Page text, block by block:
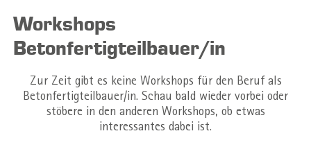
Workshops
Betonfertigteilbauer/in
Zur Zeit gibt es keine Workshops für den Beruf als
Betonfertigteilbauer/in. Schau bald wieder vorbei oder
stöbere in den anderen Workshops, ob etwas
interessantes dabei ist.